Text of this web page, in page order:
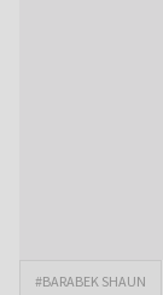
#BARABEK SHAUN